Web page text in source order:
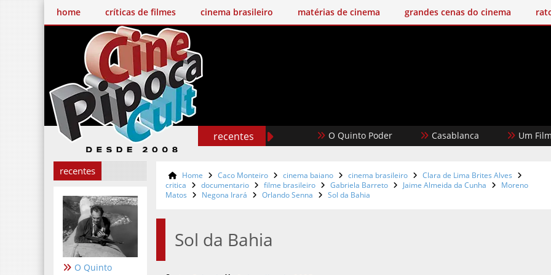
home críticas de filmes cinema brasileiro matérias de cinema grandes cenas do cinema
recentes O Quinto Poder Casablanca Um Filme
recentes
O Quinto
Home Caco Monteiro cinema baiano cinema brasileiro
Clara de Lima Brites Alves
critica
documentario filme brasileiro Gabriela Barreto Jaime Almeida da Cunha
Moreno
Matos
Negona Irará Orlando Senna Sol da Bahia
Sol da Bahia